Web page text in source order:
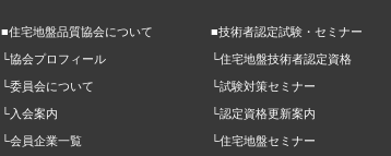
■住宅地盤品質協会について
└協会プロフィール
└委員会について
└入会案内
└会員企業一覧
■技術者認定試験・セミナー
└住宅地盤技術者認定資格
└試験対策セミナー
└認定資格更新案内
└住宅地盤セミナー